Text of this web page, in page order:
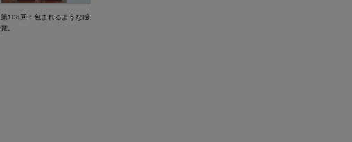
第108回：包まれるような感
覚。